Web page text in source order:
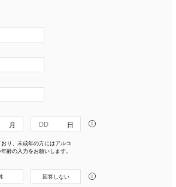
i
り、未成年の方にはアルコ
齢の入力をお願いします。
回答しない i